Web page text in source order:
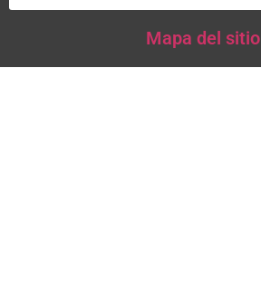
Mapa del sitio